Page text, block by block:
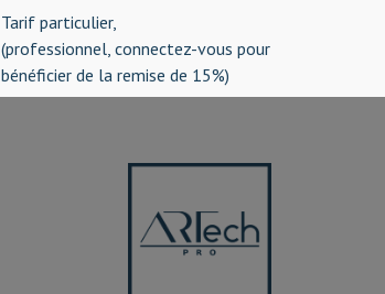
Tarif particulier,
(professionnel, connectez-vous pour
bénéficier de la remise de 15%)